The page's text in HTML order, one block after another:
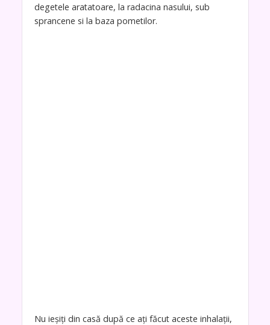
degetele aratatoare, la radacina nasului, sub
sprancene si la baza pometilor.
Nu ieşiţi din casă după ce aţi făcut aceste inhalaţii,